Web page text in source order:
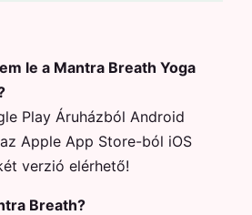
le a Mantra Breath Yoga
Play Áruházból Android
Apple App Store-ból iOS
verzió elérhető!
Breath?